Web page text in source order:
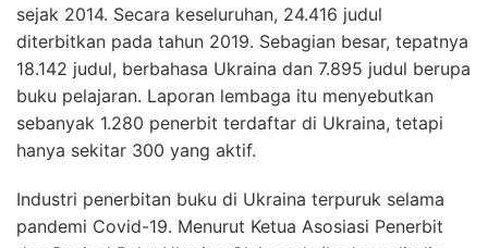
sejak 2014. Secara keseluruhan, 24.416 judul
diterbitkan pada tahun 2019. Sebagian besar, tepatnya
18.142 judul, berbahasa Ukraina dan 7.895 judul berupa
buku pelajaran. Laporan lembaga itu menyebutkan
sebanyak 1.280 penerbit terdaftar di Ukraina, tetapi
hanya sekitar 300 yang aktif.
Industri penerbitan buku di Ukraina terpuruk selama
pandemi Covid-19. Menurut Ketua Asosiasi Penerbit